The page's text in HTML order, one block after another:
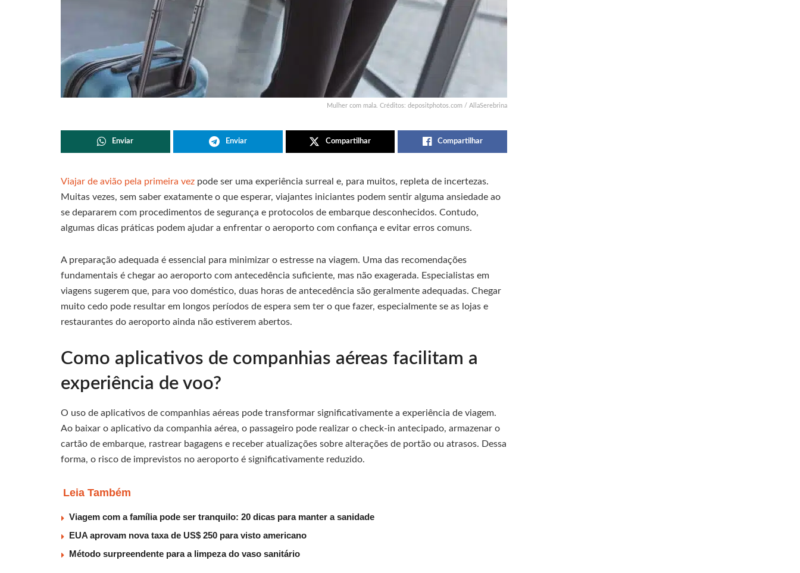
Mulher com mala. Créditos: depositphotos.com / AllaSerebrina
Enviar Enviar Compartilhar Compartilhar
Viajar de avião pela primeira vez pode ser uma experiência surreal e, para muitos, repleta de incertezas.
Muitas vezes, sem saber exatamente o que esperar, viajantes iniciantes podem sentir alguma ansiedade ao
se depararem com procedimentos de segurança e protocolos de embarque desconhecidos. Contudo,
algumas dicas práticas podem ajudar a enfrentar o aeroporto com confiança e evitar erros comuns.
A preparação adequada é essencial para minimizar o estresse na viagem. Uma das recomendações
fundamentais é chegar ao aeroporto com antecedência suficiente, mas não exagerada. Especialistas em
viagens sugerem que, para voo doméstico, duas horas de antecedência são geralmente adequadas. Chegar
muito cedo pode resultar em longos períodos de espera sem ter o que fazer, especialmente se as lojas e
restaurantes do aeroporto ainda não estiverem abertos.
Como aplicativos de companhias aéreas facilitam a
experiência de voo?
O uso de aplicativos de companhias aéreas pode transformar significativamente a experiência de viagem.
Ao baixar o aplicativo da companhia aérea, o passageiro pode realizar o check-in antecipado, armazenar o
cartão de embarque, rastrear bagagens e receber atualizações sobre alterações de portão ou atrasos. Dessa
forma, o risco de imprevistos no aeroporto é significativamente reduzido.
Leia Também
Viagem com a família pode ser tranquilo: 20 dicas para manter a sanidade
EUA aprovam nova taxa de US$ 250 para visto americano
Método surpreendente para a limpeza do vaso sanitário